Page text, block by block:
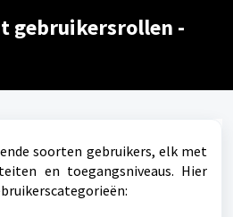
gebruikersrollen -
soorten gebruikers, elk met
en toegangsniveaus. Hier